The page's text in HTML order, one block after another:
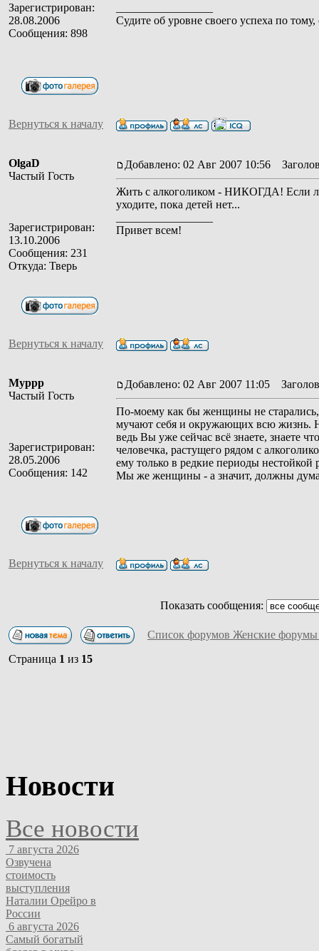
Зарегистрирован:
28.08.2006
Сообщения: 898
Судите об уровне своего успеха по
Вернуться к началу
OlgaD
Частый Гость
Зарегистрирован:
13.10.2006
Сообщения: 231
Откуда: Тверь
Добавлено: 02 Авг 2007 10:56
Жить с алкоголиком - НИКОГДА! Если
уходите, пока детей нет...
Привет всем!
Вернуться к началу
Муррр
Частый Гость
Зарегистрирован:
28.05.2006
Сообщения: 142
Добавлено: 02 Авг 2007 11:05
По-моему как бы женщины не старались,
мучают себя и окружающих всю жизнь.
ведь Вы уже сейчас всё знаете, знаете
человечка, растущего рядом с
ему только в редкие периоды
Мы же женщины - а значит, должны
Вернуться к началу
Показать сообщения:
Список форумов Женские форумы
Страница 1 из 15
Новости
Все новости
7 августа 2026
Озвучена
стоимость
выступления
Наталии Орейро в
России
6 августа 2026
Самый богатый